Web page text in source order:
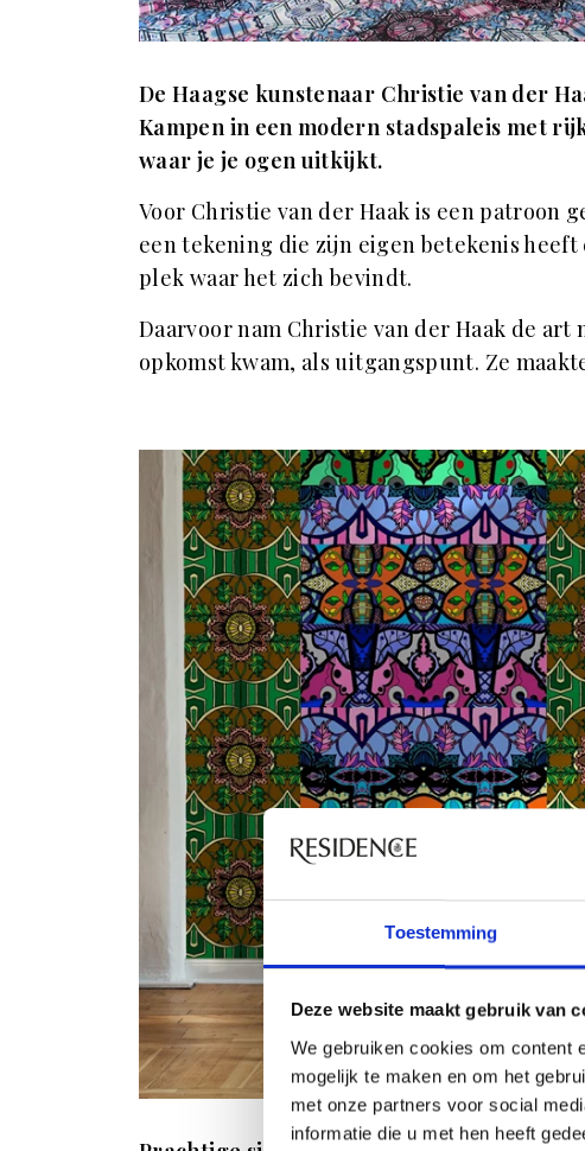
Toestemming
Deze website maakt gebruik van
We gebruiken cookies om content
mogelijk te maken en om het
met onze partners voor social
informatie die u met hen heeft
De Haagse kunstenaar Christie van der
Kampen in een modern stadspaleis met
waar je je ogen uitkijkt.
Voor Christie van der Haak is een patroon
een tekening die zijn eigen betekenis
plek waar het zich bevindt.
Daarvoor nam Christie van der Haak de
opkomst kwam, als uitgangspunt. Ze